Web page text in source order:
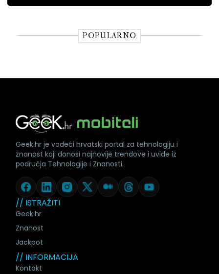
POPULARNO
// ISTRAŽITI
Geek.hr
Znanost
Jackpot
// INFORMACIJA
Kontakt
Geek.hr je vodeći hrvatski portal za tehnologiju i
znanost koji donosi najnovije trendove i uvide iz
područja Tehnologije i Znanosti.